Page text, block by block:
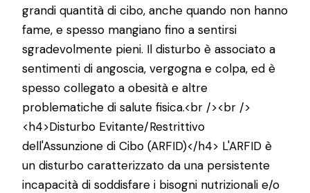
grandi quantità di cibo, anche quando non hanno
fame, e spesso mangiano fino a sentirsi
sgradevolmente pieni. Il disturbo è associato a
sentimenti di angoscia, vergogna e colpa, ed è
spesso collegato a obesità e altre
problematiche di salute fisica.<br /><br />
<h4>Disturbo Evitante/Restrittivo
dell'Assunzione di Cibo (ARFID)</h4> L'ARFID è
un disturbo caratterizzato da una persistente
incapacità di soddisfare i bisogni nutrizionali e/o